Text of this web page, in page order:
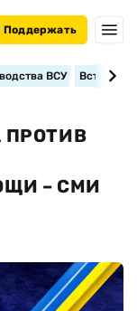
Поддержать
ВСУ
ПРОТИВ
– СМИ